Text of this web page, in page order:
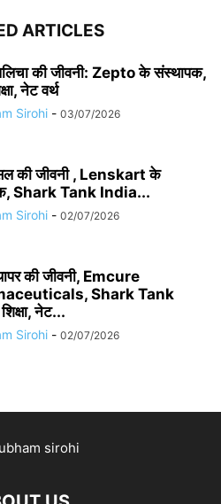
ARTICLES
की जीवनी: Zepto के संस्थापक,
नेट वर्थ
Sirohi - 03/07/2026
की जीवनी , Lenskart के
Shark Tank India...
Sirohi - 02/07/2026
की जीवनी, Emcure
Shark Tank
नेट...
Sirohi - 02/07/2026